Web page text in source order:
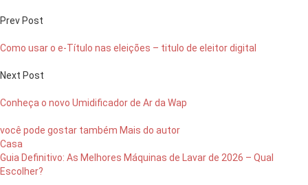
Prev Post
Como usar o e-Título nas eleições – titulo de eleitor digital
Next Post
Conheça o novo Umidificador de Ar da Wap
você pode gostar também Mais do autor
Casa
Guia Definitivo: As Melhores Máquinas de Lavar de 2026 – Qual
Escolher?